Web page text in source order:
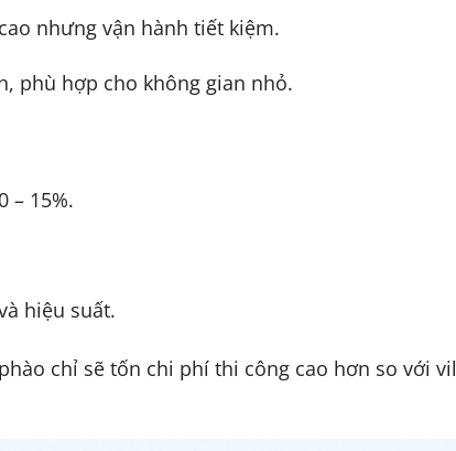
nhưng vận hành tiết kiệm.
phù hợp cho không gian nhỏ.
– 15%.
hiệu suất.
chỉ sẽ tốn chi phí thi công cao hơn so với